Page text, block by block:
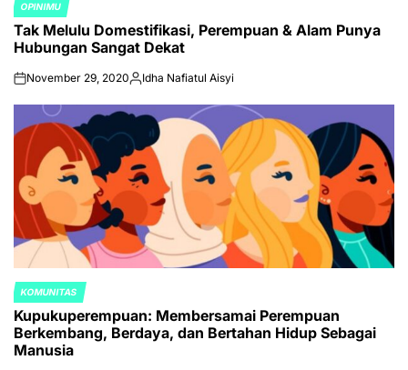
POSTED
IN
OPINIMU
Tak Melulu Domestifikasi, Perempuan & Alam Punya
Hubungan Sangat Dekat
onNovember 29, 2020Posted
Idha Nafiatul Aisyi
POSTED
IN
KOMUNITAS
Kupukuperempuan: Membersamai Perempuan
Berkembang, Berdaya, dan Bertahan Hidup Sebagai
Manusia